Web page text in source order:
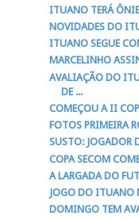
ITUANO TERÁ
NOVIDADES DO
ITUANO SEGUE
MARCELINHO
AVALIAÇÃO DO
DE ...
COMEÇOU A II
FOTOS PRIMEIRA
SUSTO: JOGADOR
COPA SECOM
A LARGADA DO
JOGO DO ITUANO
DOMINGO TEM